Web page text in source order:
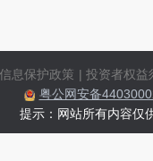
息保护政策 | 投资者权益
粤公网安备
提示：网站所有内容仅